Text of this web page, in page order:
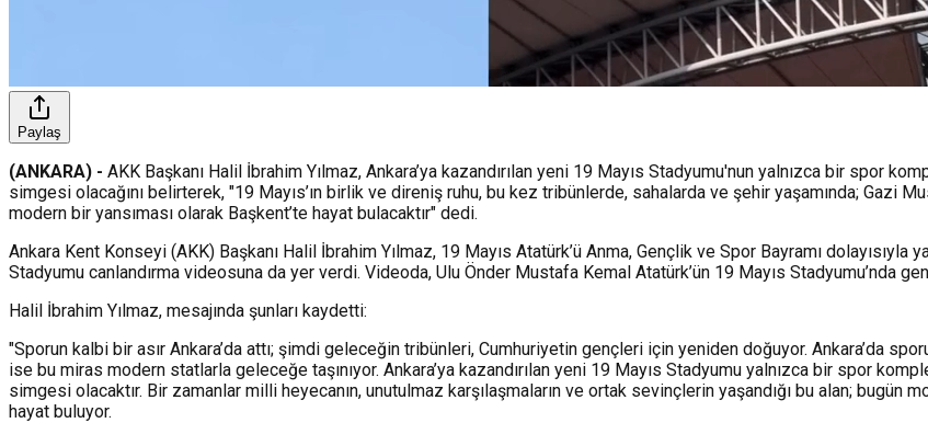
Paylaş
(ANKARA) - AKK Başkanı Halil İbrahim Yılmaz, Ankara’ya kazandırılan yeni 19 Mayıs Stadyumu'nun yalnızca bir spor
simgesi olacağını belirterek, "19 Mayıs’ın birlik ve direniş ruhu, bu kez tribünlerde, sahalarda ve şehir yaşamında; Gazi
modern bir yansıması olarak Başkent’te hayat bulacaktır" dedi.
Ankara Kent Konseyi (AKK) Başkanı Halil İbrahim Yılmaz, 19 Mayıs Atatürk’ü Anma, Gençlik ve Spor Bayramı dolayısıyla
Stadyumu canlandırma videosuna da yer verdi. Videoda, Ulu Önder Mustafa Kemal Atatürk’ün 19 Mayıs Stadyumu’nda
Halil İbrahim Yılmaz, mesajında şunları kaydetti:
"Sporun kalbi bir asır Ankara’da attı; şimdi geleceğin tribünleri, Cumhuriyetin gençleri için yeniden doğuyor. Ankara’da
ise bu miras modern statlarla geleceğe taşınıyor. Ankara’ya kazandırılan yeni 19 Mayıs Stadyumu yalnızca bir spor
simgesi olacaktır. Bir zamanlar milli heyecanın, unutulmaz karşılaşmaların ve ortak sevinçlerin yaşandığı bu alan; bugün
hayat buluyor.